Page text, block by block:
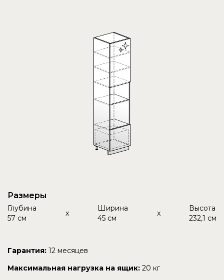
Размеры
Глубина
57 см
x
Ширина
45 см
x
Высота
232,1 см
Гарантия: 12 месяцев
Максимальная нагрузка на ящик: 20 кг